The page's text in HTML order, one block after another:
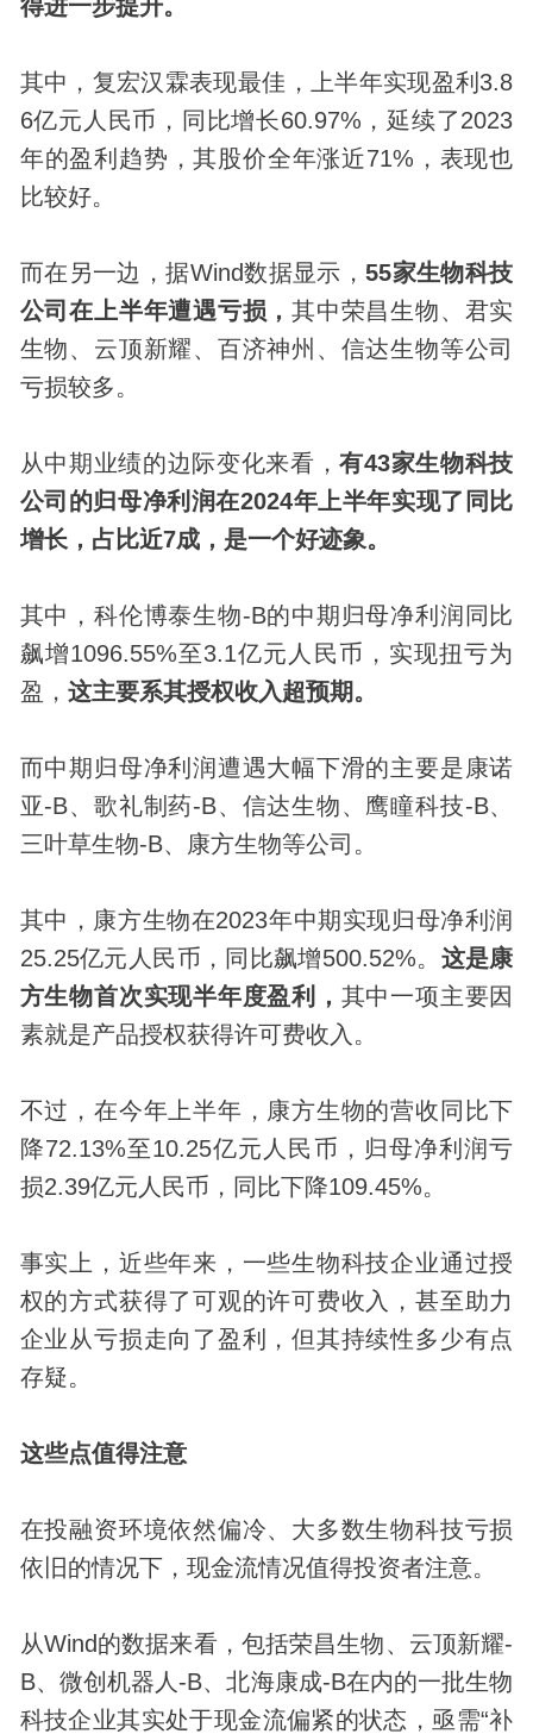
得进一步提升。
其中，复宏汉霖表现最佳，上半年实现盈利3.8
6亿元人民币，同比增长60.97%，延续了2023
年的盈利趋势，其股价全年涨近71%，表现也
比较好。
而在另一边，据Wind数据显示，55家生物科技
公司在上半年遭遇亏损，其中荣昌生物、君实
生物、云顶新耀、百济神州、信达生物等公司
亏损较多。
从中期业绩的边际变化来看，有43家生物科技
公司的归母净利润在2024年上半年实现了同比
增长，占比近7成，是一个好迹象。
其中，科伦博泰生物-B的中期归母净利润同比
飙增1096.55%至3.1亿元人民币，实现扭亏为
盈， 这主要系其授权收入超预期。
而中期归母净利润遭遇大幅下滑的主要是康诺
亚-B、歌礼制药-B、信达生物、鹰瞳科技-B、
三叶草生物-B、康方生物等公司。
其中，康方生物在2023年中期实现归母净利润
25.25亿元人民币，同比飙增500.52%。 这是康
方生物首次实现半年度盈利， 其中一项主要因
素就是产品授权获得许可费收入。
不过，在今年上半年，康方生物的营收同比下
降72.13%至10.25亿元人民币，归母净利润亏
损2.39亿元人民币，同比下降109.45%。
事实上，近些年来，一些生物科技企业通过授
权的方式获得了可观的许可费收入，甚至助力
企业从亏损走向了盈利，但其持续性多少有点
存疑。
这些点值得注意
在投融资环境依然偏冷、大多数生物科技亏损
依旧的情况下，现金流情况值得投资者注意。
从Wind的数据来看，包括荣昌生物、云顶新耀-
B、微创机器人-B、北海康成-B在内的一批生物
科技企业其实处于现金流偏紧的状态，亟需“补